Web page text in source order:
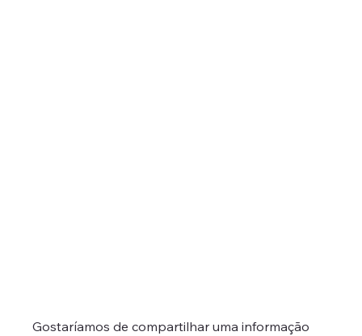
Gostaríamos de compartilhar uma informação